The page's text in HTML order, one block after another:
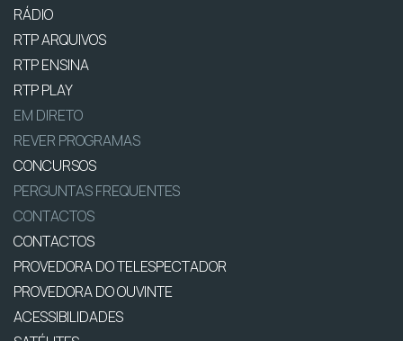
RÁDIO
RTP ARQUIVOS
RTP ENSINA
RTP PLAY
EM DIRETO
REVER PROGRAMAS
CONCURSOS
PERGUNTAS FREQUENTES
CONTACTOS
CONTACTOS
PROVEDORA DO TELESPECTADOR
PROVEDORA DO OUVINTE
ACESSIBILIDADES